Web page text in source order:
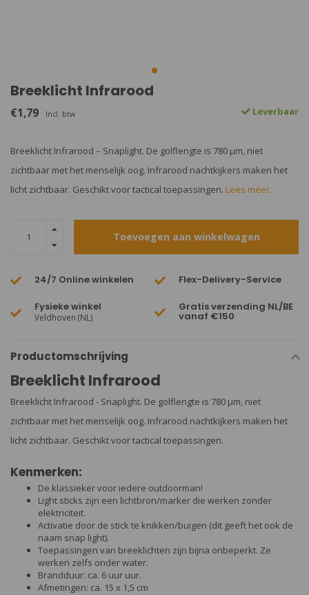
Breeklicht Infrarood
€1,79 Incl. btw Leverbaar
Breeklicht Infrarood – Snaplight. De golflengte is 780 µm, niet
zichtbaar met het menselijk oog. Infrarood nachtkijkers maken het
licht zichtbaar. Geschikt voor tactical toepassingen. Lees meer..
Toevoegen aan winkelwagen
24/7 Online winkelen Flex-Delivery-Service
Fysieke winkel
Veldhoven (NL)
Gratis verzending NL/BE
vanaf €150
Productomschrijving
Breeklicht Infrarood
Breeklicht Infrarood - Snaplight. De golflengte is 780 µm, niet
zichtbaar met het menselijk oog. Infrarood nachtkijkers maken het
licht zichtbaar. Geschikt voor tactical toepassingen.
Kenmerken:
De klassieker voor iedere outdoorman!
Light sticks zijn een lichtbron/marker die werken zonder
elektriciteit.
Activatie door de stick te knikken/buigen (dit geeft het ook de
naam snap light).
Toepassingen van breeklichten zijn bijna onbeperkt. Ze
werken zelfs onder water.
Brandduur: ca. 6 uur uur.
Afmetingen: ca. 15 x 1,5 cm